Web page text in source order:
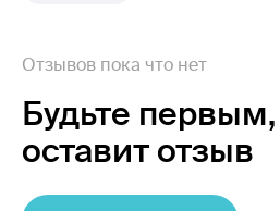
Отзывов пока что нет
Будьте первым,
оставит отзыв